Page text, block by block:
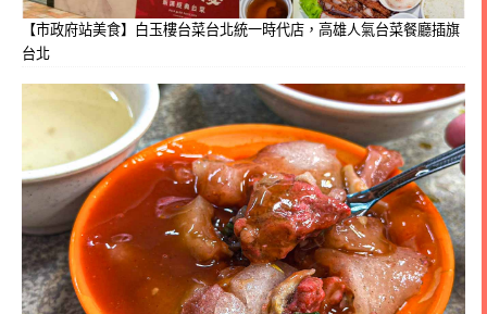
【市政府站美食】白玉樓台菜台北統一時代店，高雄人氣台菜餐廳插旗
台北